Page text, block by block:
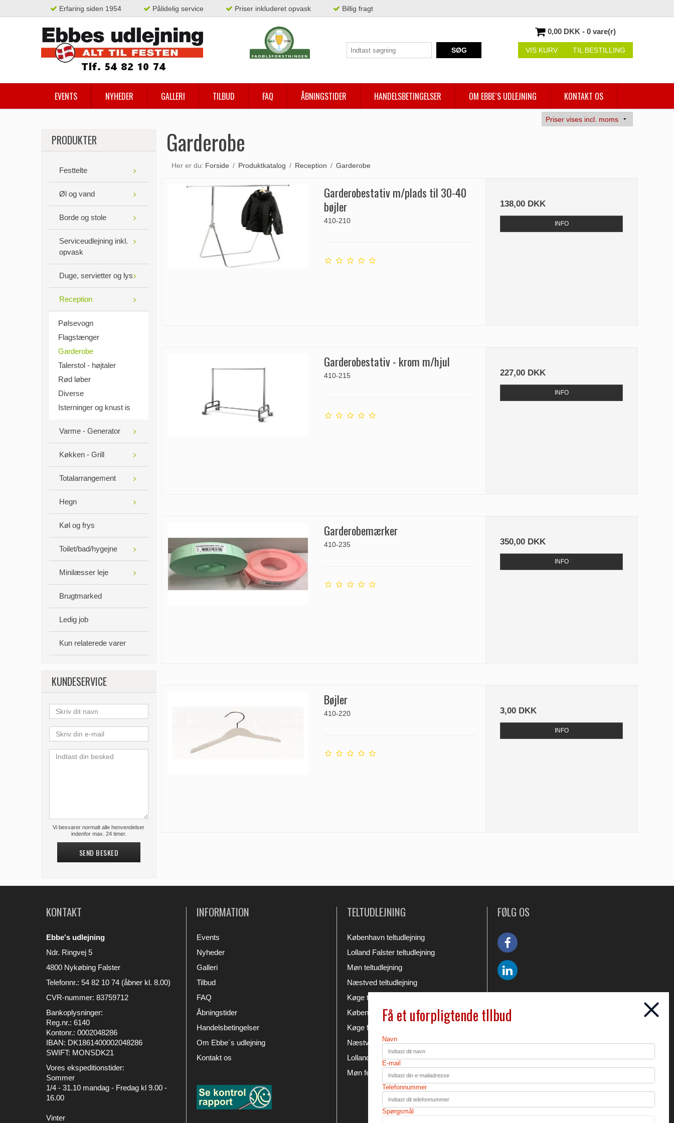
Erfaring siden 1954 Pålidelig service Priser inkluderet opvask Billig fragt
SØG
0,00 DKK - 0 vare(r)
VIS KURV TIL BESTILLING
EVENTS NYHEDER GALLERI TILBUD FAQ ÅBNINGSTIDER HANDELSBETINGELSER OM EBBE´S UDLEJNING KONTAKT OS
PRODUKTER
Festtelte
Øl og vand
Borde og stole
Serviceudlejning inkl.
opvask
Duge, servietter og lys
Reception
Pølsevogn
Flagstænger
Garderobe
Talerstol - højtaler
Rød løber
Diverse
Isterninger og knust is
Varme - Generator
Køkken - Grill
Totalarrangement
Hegn
Køl og frys
Toilet/bad/hygejne
Minilæsser leje
Brugtmarked
Ledig job
Kun relaterede varer
KUNDESERVICE
Vi besvarer normalt alle henvendelser
indenfor max. 24 timer.
SEND BESKED
Garderobe
Her er du: Forside / Produktkatalog / Reception / Garderobe
Garderobestativ m/plads til 30-40
bøjler
410-210
138,00 DKK
INFO
Garderobestativ - krom m/hjul
410-215 227,00 DKK
INFO
Garderobemærker
410-235 350,00 DKK
INFO
Bøjler
410-220 3,00 DKK
INFO
KONTAKT
Ebbe's udlejning
Ndr. Ringvej 5
4800 Nykøbing Falster
Telefonnr.: 54 82 10 74 (åbner kl. 8.00)
CVR-nummer: 83759712
Bankoplysninger:
Reg.nr.: 6140
Kontonr.: 0002048286
IBAN: DK1861400002048286
SWIFT: MONSDK21
Vores ekspeditionstider:
Sommer
1/4 - 31.10 mandag - Fredag kl 9.00 -
16.00
Vinter
INFORMATION
Events
Nyheder
Galleri
Tilbud
FAQ
Åbningstider
Handelsbetingelser
Om Ebbe´s udlejning
Kontakt os
TELTUDLEJNING
København teltudlejning
Lolland Falster teltudlejning
Møn teltudlejning
Næstved teltudlejning
Køge teltudlejning
København festudlejning
Køge festudlejning
Næstved festudlejning
Lolland Falster festudlejning
Møn festudlejning
FØLG OS
Få et uforpligtende tllbud
Navn
E-mail
Telefonnummer
Spørgsmål